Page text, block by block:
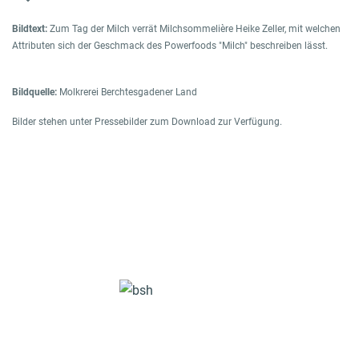
Bildtext: Zum Tag der Milch verrät Milchsommelière Heike Zeller, mit welchen
Attributen sich der Geschmack des Powerfoods "Milch" beschreiben lässt.
Bildquelle: Molkrerei Berchtesgadener Land
Bilder stehen unter Pressebilder zum Download zur Verfügung.